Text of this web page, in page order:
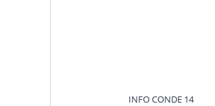
INFO CONDE14